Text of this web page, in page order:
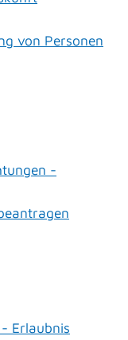
von Personen
-
Erlaubnis